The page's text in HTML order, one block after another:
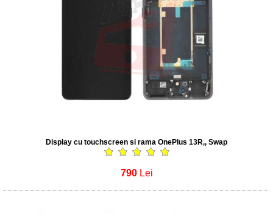
Display cu touchscreen si rama OnePlus 13R,, Swap
790 Lei